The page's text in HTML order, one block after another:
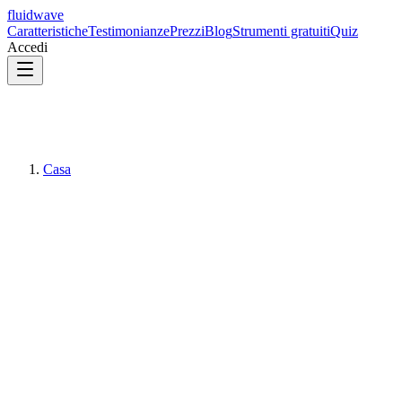
fluidwave
CaratteristicheTestimonianzePrezziBlogStrumenti gratuitiQuiz
Accedi
Casa